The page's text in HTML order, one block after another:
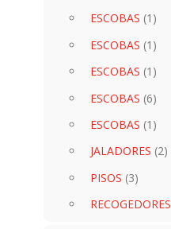
ESCOBAS (1)
ESCOBAS (1)
ESCOBAS (1)
ESCOBAS (6)
ESCOBAS (1)
JALADORES (2)
PISOS (3)
RECOGEDORES